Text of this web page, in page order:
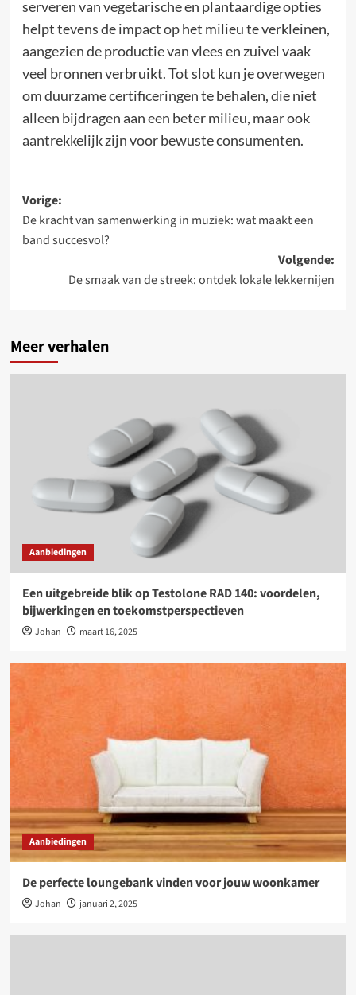
serveren van vegetarische en plantaardige opties
helpt tevens de impact op het milieu te verkleinen,
aangezien de productie van vlees en zuivel vaak
veel bronnen verbruikt. Tot slot kun je overwegen
om duurzame certificeringen te behalen, die niet
alleen bijdragen aan een beter milieu, maar ook
aantrekkelijk zijn voor bewuste consumenten.
Bericht
navigatie
Vorige:
De kracht van samenwerking in muziek: wat maakt een
band succesvol?
Volgende:
De smaak van de streek: ontdek lokale lekkernijen
Meer verhalen
Aanbiedingen
Een uitgebreide blik op Testolone RAD 140: voordelen,
bijwerkingen en toekomstperspectieven
Johan maart 16, 2025
Aanbiedingen
De perfecte loungebank vinden voor jouw woonkamer
Johan januari 2, 2025